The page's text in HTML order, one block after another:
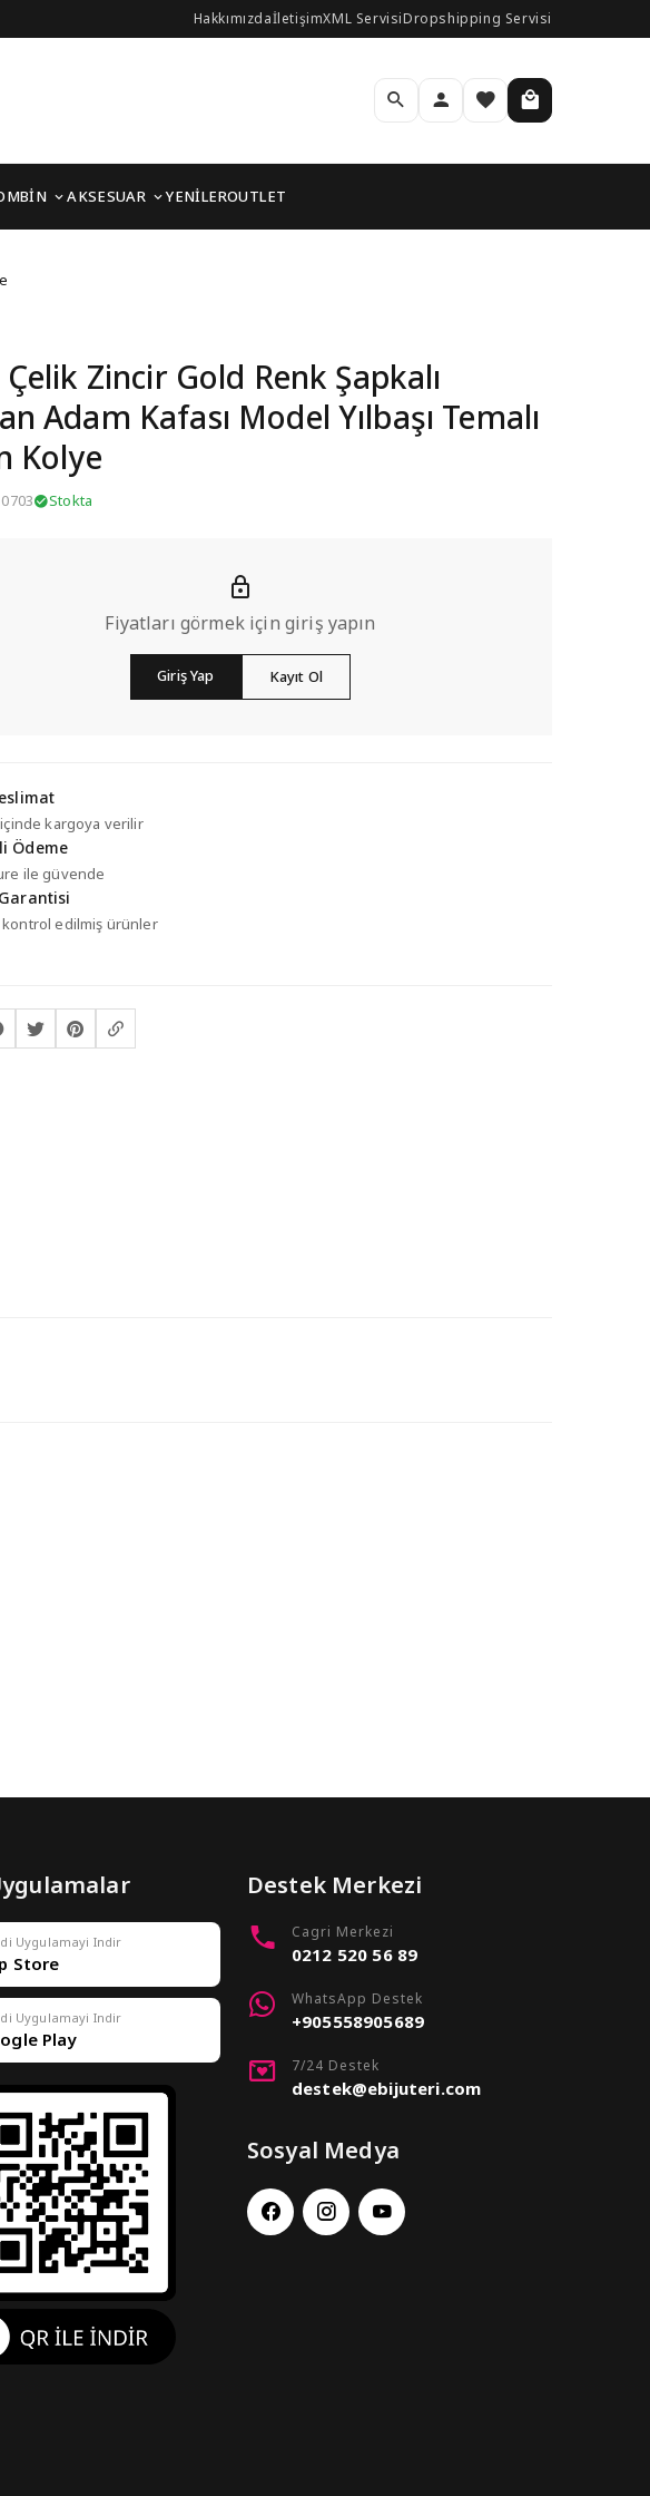
HakkımızdaİletişimXML ServisiDropshipping Servisi
AKSESUAR YENİLEROUTLET
Adam Kafası Model
Zincir Gold Renk Şapkalı
Adam Kafası Model Yılbaşı Temalı
Kolye
Stokta
Fiyatları görmek için giriş yapın
Giriş Yap Kayıt Ol
kargoya verilir
Ödeme
ile güvende
edilmiş ürünler
Uygulamayi Indir
Store
Uygulamayi Indir
Play
Destek Merkezi
Cagri Merkezi
0212 520 56 89
WhatsApp Destek
+905558905689
7/24 Destek
destek@ebijuteri.com
Sosyal Medya